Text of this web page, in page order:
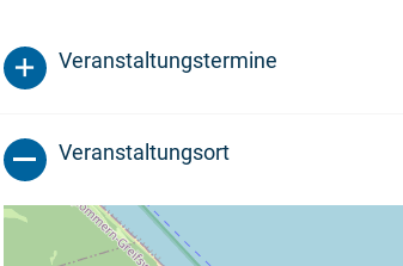
Veranstaltungstermine
Veranstaltungsort